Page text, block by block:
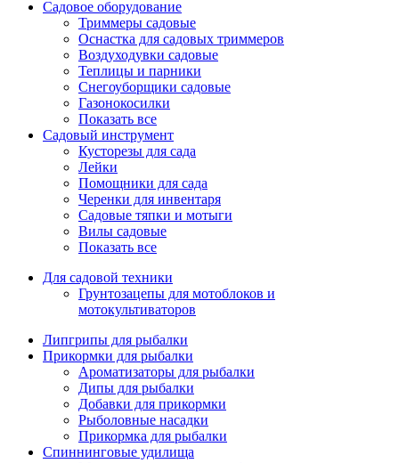
Садовое оборудование
Триммеры садовые
Оснастка для садовых триммеров
Воздуходувки садовые
Теплицы и парники
Снегоуборщики садовые
Газонокосилки
Показать все
Садовый инструмент
Кусторезы для сада
Лейки
Помощники для сада
Черенки для инвентаря
Садовые тяпки и мотыги
Вилы садовые
Показать все
Для садовой техники
Грунтозацепы для мотоблоков и
мотокультиваторов
Липгрипы для рыбалки
Прикормки для рыбалки
Ароматизаторы для рыбалки
Дипы для рыбалки
Добавки для прикормки
Рыболовные насадки
Прикормка для рыбалки
Спиннинговые удилища